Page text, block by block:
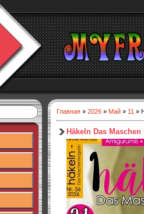
Главная » 2026 » Май » 11 »
Häkeln Das